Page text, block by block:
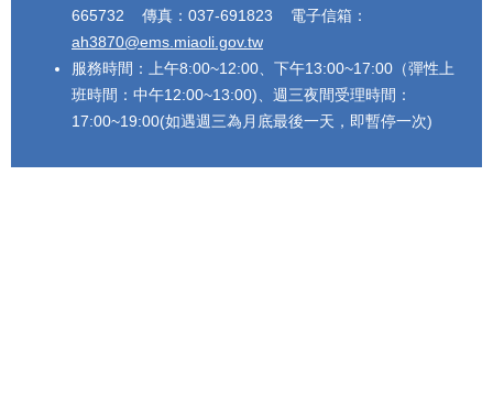
665732 傳真：037-691823 電子信箱：
ah3870@ems.miaoli.gov.tw
服務時間：上午8:00~12:00、下午13:00~17:00（彈性上
班時間：中午12:00~13:00)、週三夜間受理時間：
17:00~19:00(如遇週三為月底最後一天，即暫停一次)